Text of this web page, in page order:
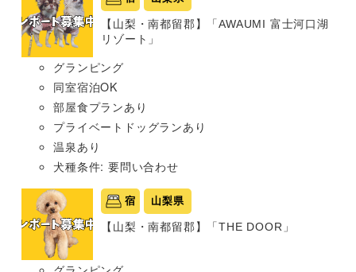
【山梨・南都留郡】「AWAUMI 富士河口湖
リゾート」
グランピング
同室宿泊OK
部屋食プランあり
プライベートドッグランあり
温泉あり
犬種条件: 要問い合わせ
宿 山梨県
【山梨・南都留郡】「THE DOOR」